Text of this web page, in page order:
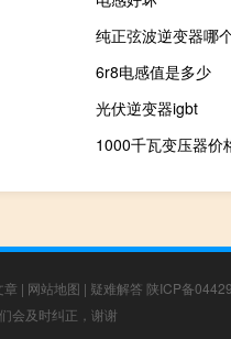
纯正弦波逆变器哪
6r8电感值是多少
光伏逆变器igbt
1000千瓦变压器价
章 | 网站地图 | 疑难解答 陕ICP备
会及时纠正，谢谢